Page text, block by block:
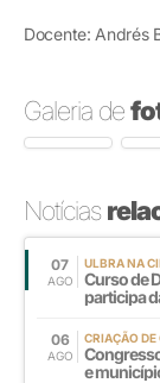
Docente: Andrés
Galeria de
Notícias
07
AGO
ULBRA NA
Curso de
participa
06
AGO
CRIAÇÃO DE
e